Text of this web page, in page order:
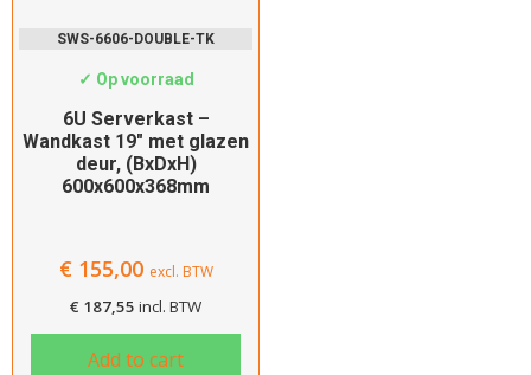
SWS-6606-DOUBLE-TK
✓ Op voorraad
6U Serverkast –
Wandkast 19″ met glazen
deur, (BxDxH)
600x600x368mm
€155,00 excl. BTW
€ 187,55 incl. BTW
Add to cart